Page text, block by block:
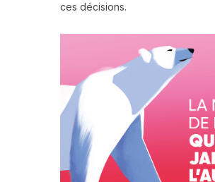
ces décisions.